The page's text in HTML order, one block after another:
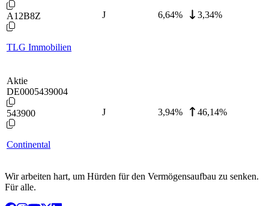
A12B8Z
TLG Immobilien
J 6,64% 3,34%
Aktie
DE0005439004
543900
Continental
J 3,94% 46,14%
Wir arbeiten hart, um Hürden für den Vermögensaufbau zu senken.
Für alle.